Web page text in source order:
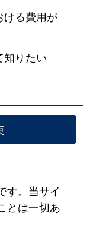
ける費用が
知りたい
す。当サイ
とは一切あ